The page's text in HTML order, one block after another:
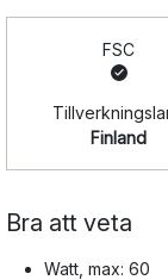
FSC
Finland
Bra att veta
Watt, max: 60